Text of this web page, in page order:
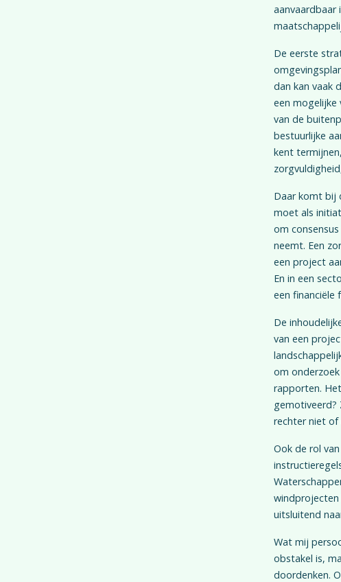
aanvaardbaar
De eerste
dan kan vaak
een mogelijke
van de
bestuurlijke
kent
Daar komt bij
moet als
om
neemt. Een
een project
En in een
een financiële
De
van een
om
rapporten.
gemotiveerd?
rechter niet of
Ook de rol
windprojecten
uitsluitend
Wat mij
obstakel is,
doordenken.